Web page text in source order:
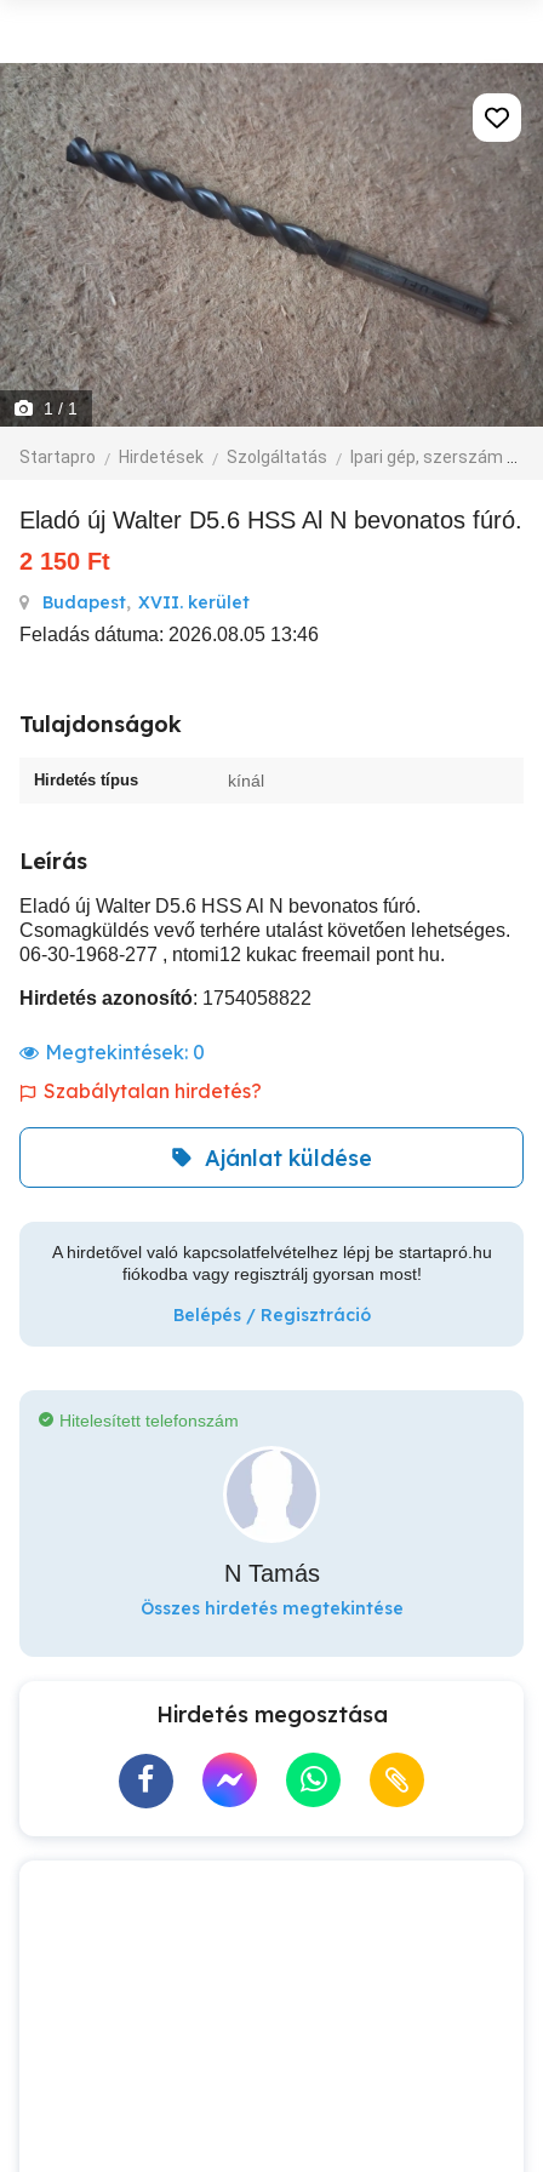
1 / 1
Startapro Hirdetések Szolgáltatás Ipari gép, szerszám
Eladó új Walter D5.6 HSS Al N bevonatos fúró.
2 150 Ft
Budapest, XVII. kerület
Feladás dátuma: 2026.08.05 13:46
Tulajdonságok
Hirdetés típus kínál
Leírás
Eladó új Walter D5.6 HSS Al N bevonatos fúró.
Csomagküldés vevő terhére utalást követően lehetséges.
06-30-1968-277 , ntomi12 kukac freemail pont hu.
Hirdetés azonosító: 1754058822
Megtekintések: 0
Szabálytalan hirdetés?
Ajánlat küldése
A hirdetővel való kapcsolatfelvételhez lépj be startapró.hu
fiókodba vagy regisztrálj gyorsan most!
Belépés / Regisztráció
Hitelesített telefonszám
N Tamás
Összes hirdetés megtekintése
Hirdetés megosztása